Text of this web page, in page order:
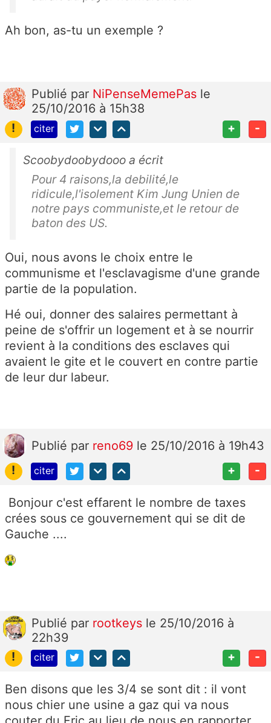
Ah bon, as-tu un exemple ?
Publié par NiPenseMemePas le
25/10/2016 à 15h38
!
citer + -
Scoobydoobydooo a écrit
Pour 4 raisons,la debilité,le
ridicule,l'isolement Kim Jung Unien de
notre pays communiste,et le retour de
baton des US.
Oui, nous avons le choix entre le
communisme et l'esclavagisme d'une grande
partie de la population.
Hé oui, donner des salaires permettant à
peine de s'offrir un logement et à se nourrir
revient à la conditions des esclaves qui
avaient le gite et le couvert en contre partie
de leur dur labeur.
Publié par reno69 le 25/10/2016 à 19h43
!
citer + -
Bonjour c'est effarent le nombre de taxes
crées sous ce gouvernement qui se dit de
Gauche ....
Publié par rootkeys le 25/10/2016 à
22h39
!
citer + -
Ben disons que les 3/4 se sont dit : il vont
nous chier une usine a gaz qui va nous